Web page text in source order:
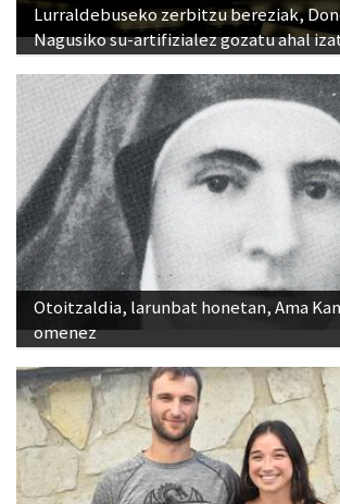
Lurraldebuseko zerbitzu bereziak,
Nagusiko su-artifizialez gozatu ahal
Otoitzaldia, larunbat honetan, Ama
omenez